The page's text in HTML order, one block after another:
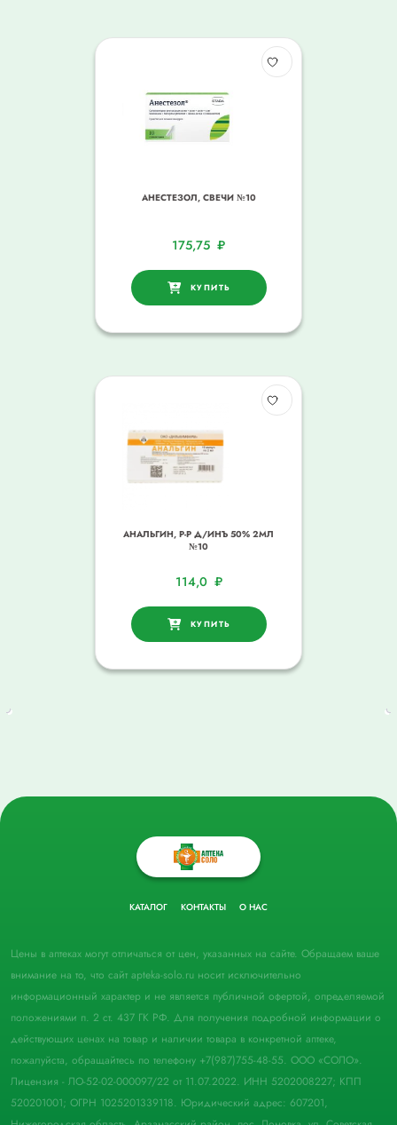
АНЕСТЕЗОЛ, СВЕЧИ №10
175,75 ₽
КУПИТЬ
АНАЛЬГИН, Р-Р Д/ИНЪ 50% 2МЛ
№10
114,0 ₽
КУПИТЬ
КАТАЛОГ КОНТАКТЫ О НАС
Цены в аптеках могут отличаться от цен, указанных на сайте. Обращаем ваше
внимание на то, что сайт apteka-solo.ru носит исключительно
информационный характер и не является публичной офертой, определяемой
положениями п. 2 ст. 437 ГК РФ. Для получения подробной информации о
действующих ценах на товар и наличии товара в конкретной аптеке,
пожалуйста, обращайтесь по телефону +7(987)755-48-55. ООО «СОЛО».
Лицензия - ЛО-52-02-000097/22 от 11.07.2022. ИНН 5202008227; КПП
520201001; ОГРН 1025201339118. Юридический адрес: 607201,